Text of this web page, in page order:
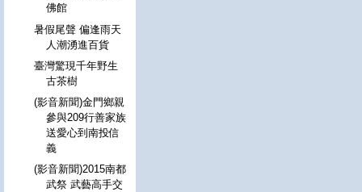
佛館
暑假尾聲 偏逢雨天
人潮湧進百貨
臺灣驚現千年野生
古茶樹
(影音新聞)金門鄉親
參與209行善家族
送愛心到南投信
義
(影音新聞)2015南都
武祭 武藝高手交